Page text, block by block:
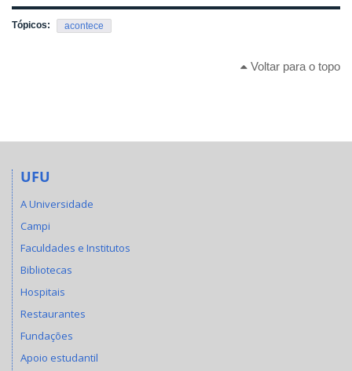
Tópicos: acontece
Voltar para o topo
UFU
A Universidade
Campi
Faculdades e Institutos
Bibliotecas
Hospitais
Restaurantes
Fundações
Apoio estudantil